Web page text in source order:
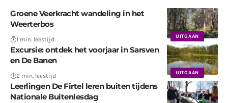
UITGAAN
Groene Veerkracht wandeling in het
Weerterbos
1 min. leestijd
UITGAAN
Excursie: ontdek het voorjaar in Sarsven
en De Banen
2 min. leestijd
Leerlingen De Firtel leren buiten tijdens
Nationale Buitenlesdag